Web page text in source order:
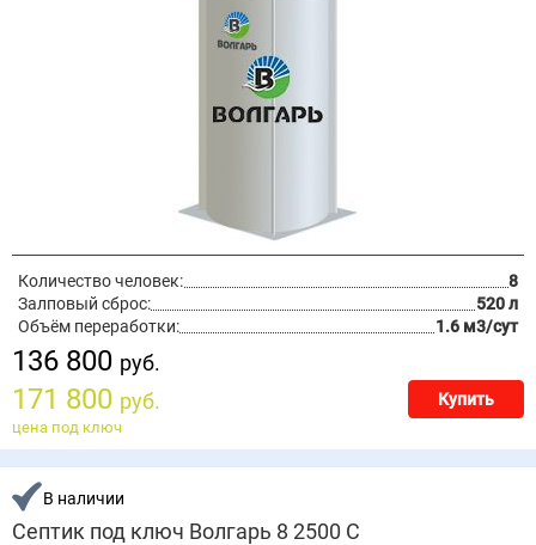
Количество человек:
8
Залповый сброс:
520 л
Объём переработки:
1.6 м3/сут
136 800 руб.
171 800 руб. Купить
цена под ключ
В наличии
Септик под ключ Волгарь 8 2500 С